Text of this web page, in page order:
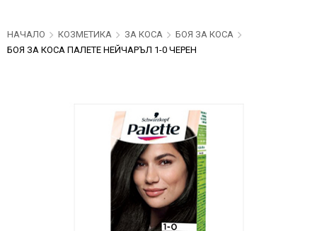
НАЧАЛО КОЗМЕТИКА ЗА КОСА
БОЯ ЗА КОСА
БОЯ ЗА КОСА ПАЛЕТЕ НЕЙЧАРЪЛ 1-0 ЧЕРЕН